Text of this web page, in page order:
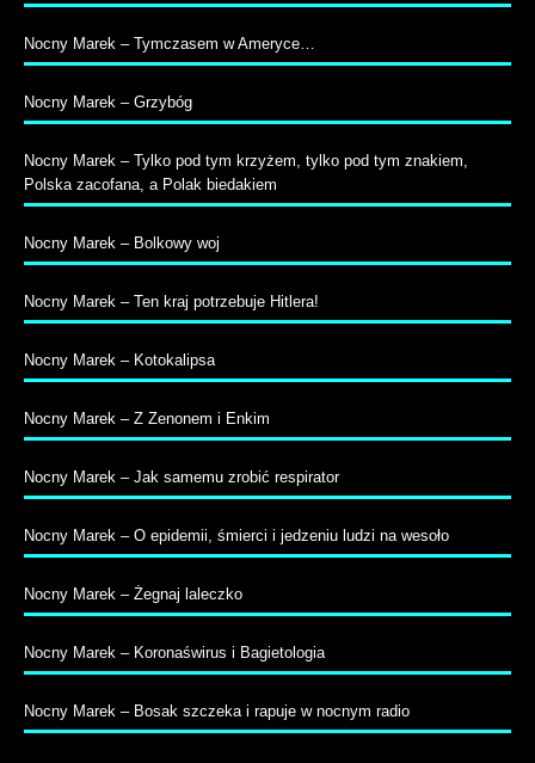
Nocny Marek – Tymczasem w Ameryce…
Nocny Marek – Grzybóg
Nocny Marek – Tylko pod tym krzyżem, tylko pod tym znakiem,
Polska zacofana, a Polak biedakiem
Nocny Marek – Bolkowy woj
Nocny Marek – Ten kraj potrzebuje Hitlera!
Nocny Marek – Kotokalipsa
Nocny Marek – Z Zenonem i Enkim
Nocny Marek – Jak samemu zrobić respirator
Nocny Marek – O epidemii, śmierci i jedzeniu ludzi na wesoło
Nocny Marek – Żegnaj laleczko
Nocny Marek – Koronaświrus i Bagietologia
Nocny Marek – Bosak szczeka i rapuje w nocnym radio